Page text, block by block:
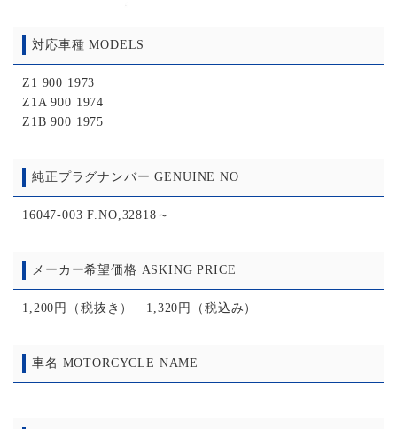
対応車種 MODELS
Z1 900 1973
Z1A 900 1974
Z1B 900 1975
純正プラグナンバー GENUINE NO
16047-003 F.NO,32818～
メーカー希望価格 ASKING PRICE
1,200円（税抜き） 1,320円（税込み）
車名 MOTORCYCLE NAME